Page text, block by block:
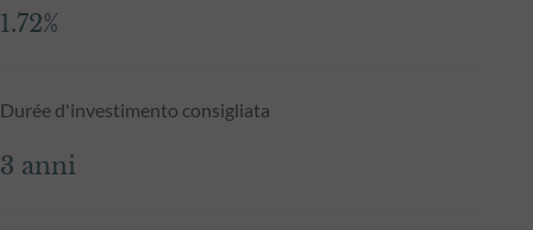
1.72%
Durée d'investimento consigliata
3 anni